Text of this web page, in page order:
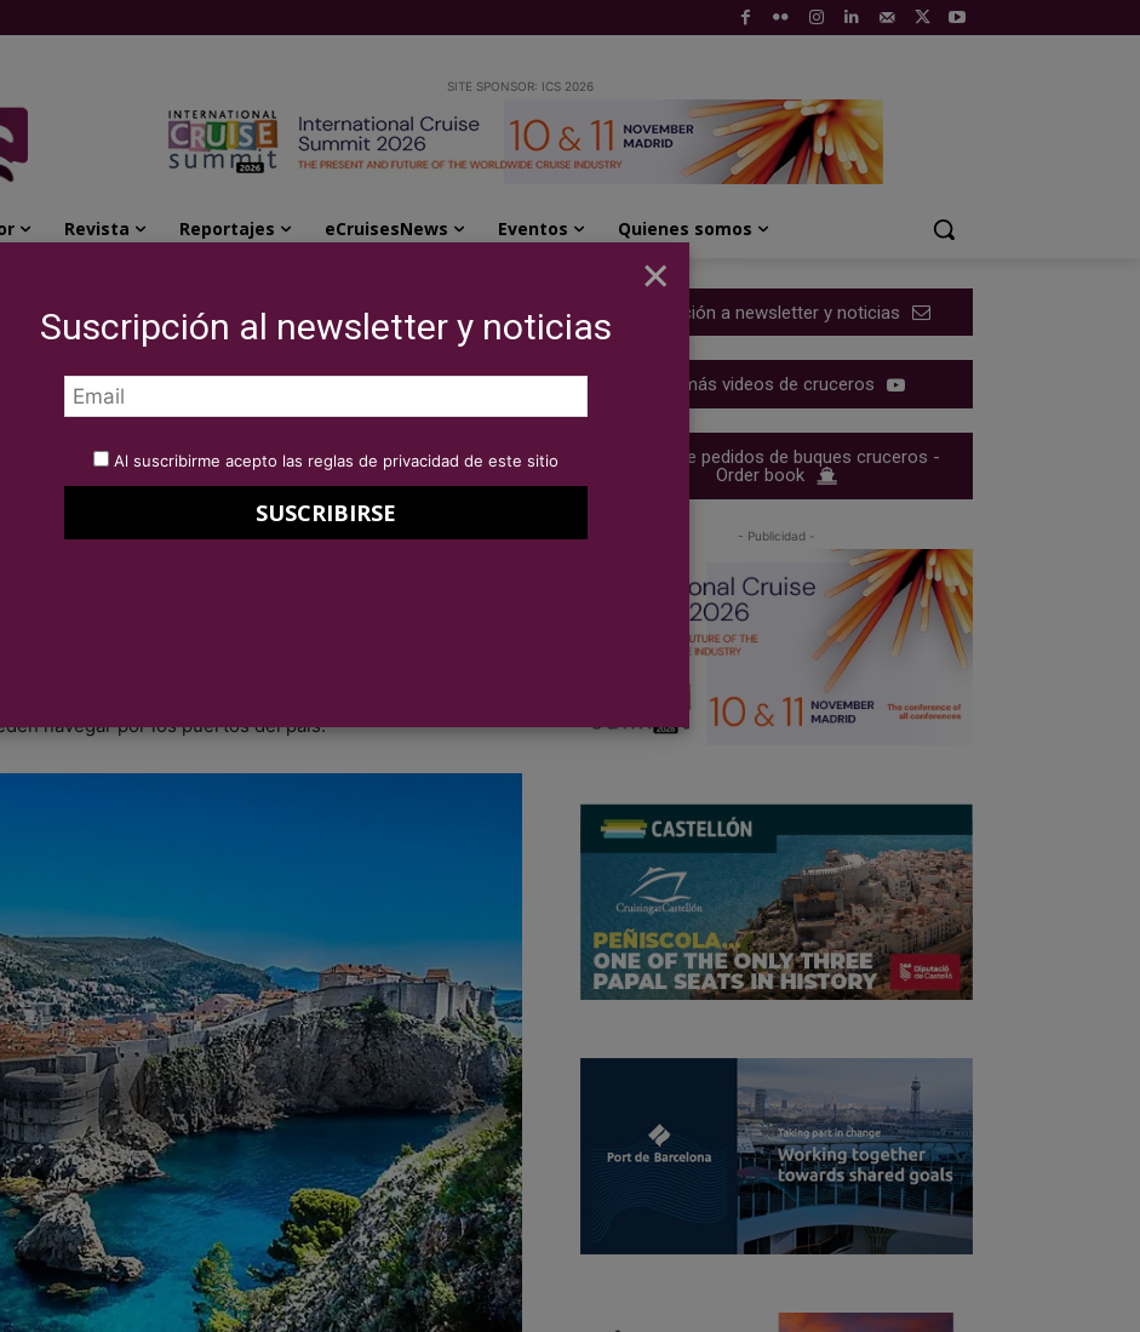
SITE SPONSOR: ICS 2026
Revista Reportajes eCruisesNews Eventos Quienes somos
para las escalas de cruceros
restricciones de
las escalas de
de Croacia ha anunciado su decisión de permitir las
anulando las anteriores restricciones de capacidad,
Tras un año de prohibición debido a la pandemia del
navegar por los puertos del país.
Suscripción a newsletter y noticias
Ver más videos de cruceros
Cartera de pedidos de buques cruceros -
Order book
- Publicidad -
×
Suscripción al newsletter y noticias
Al suscribirme acepto las reglas de privacidad de este sitio